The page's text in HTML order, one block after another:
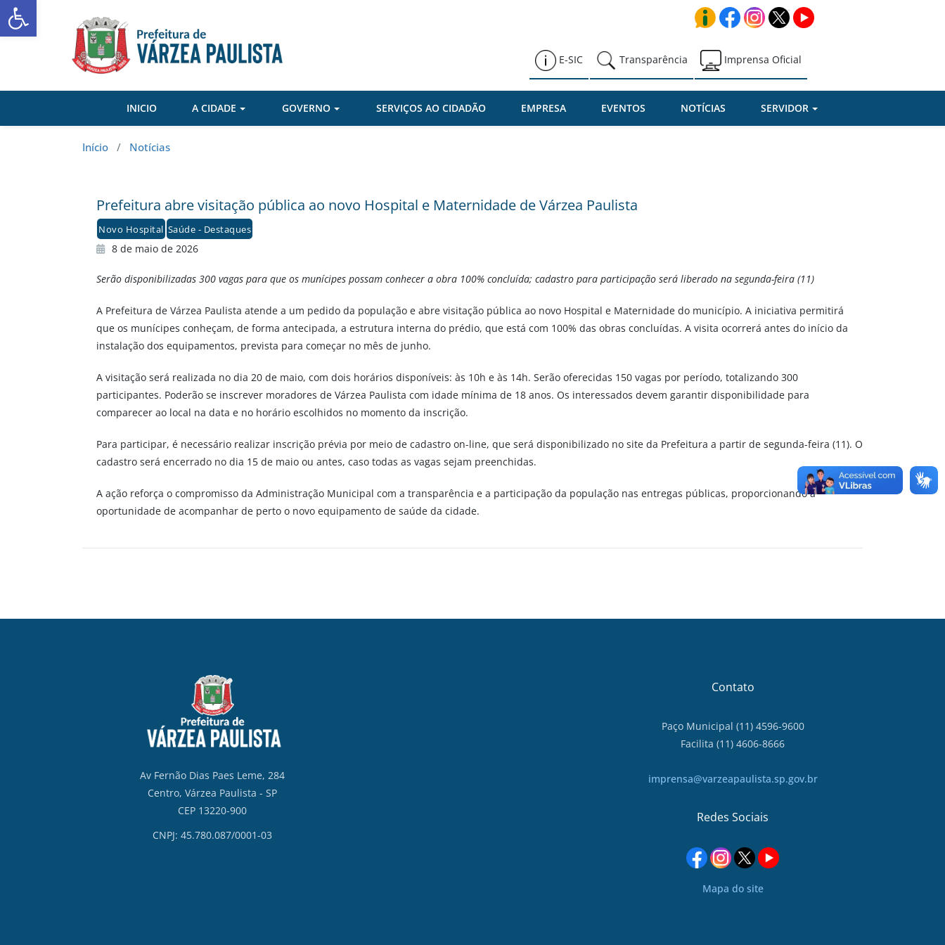
Skip
to
E-SIC Transparência Imprensa Oficial
INICIO A CIDADE GOVERNO SERVIÇOS AO CIDADÃO EMPRESA EVENTOS NOTÍCIAS SERVIDOR
Início / Notícias
Prefeitura abre visitação pública ao novo Hospital e Maternidade de Várzea Paulista
Novo Hospital Saúde - Destaques
8 de maio de 2026
Serão disponibilizadas 300 vagas para que os munícipes possam conhecer a obra 100% concluída; cadastro para participação será liberado na segunda-feira (11)
A Prefeitura de Várzea Paulista atende a um pedido da população e abre visitação pública ao novo Hospital e Maternidade do município. A iniciativa permitirá
que os munícipes conheçam, de forma antecipada, a estrutura interna do prédio, que está com 100% das obras concluídas. A visita ocorrerá antes do início da
instalação dos equipamentos, prevista para começar no mês de junho.
A visitação será realizada no dia 20 de maio, com dois horários disponíveis: às 10h e às 14h. Serão oferecidas 150 vagas por período, totalizando 300
participantes. Poderão se inscrever moradores de Várzea Paulista com idade mínima de 18 anos. Os interessados devem garantir disponibilidade para
comparecer ao local na data e no horário escolhidos no momento da inscrição.
Para participar, é necessário realizar inscrição prévia por meio de cadastro on-line, que será disponibilizado no site da Prefeitura a partir de segunda-feira (11). O
cadastro será encerrado no dia 15 de maio ou antes, caso todas as vagas sejam preenchidas.
A ação reforça o compromisso da Administração Municipal com a transparência e a participação da população nas entregas públicas, proporcionando a
oportunidade de acompanhar de perto o novo equipamento de saúde da cidade.
Av Fernão Dias Paes Leme, 284
Centro, Várzea Paulista - SP
CEP 13220-900
CNPJ: 45.780.087/0001-03
Contato
Paço Municipal (11) 4596-9600
Facilita (11) 4606-8666
imprensa@varzeapaulista.sp.gov.br
Redes Sociais
Mapa do site